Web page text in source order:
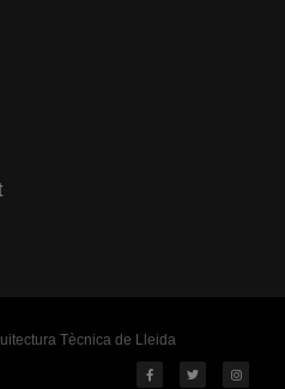
Tècnica de Lleida